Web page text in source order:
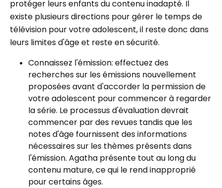
protéger leurs enfants du contenu inadapté. Il
existe plusieurs directions pour gérer le temps de
télévision pour votre adolescent, il reste donc dans
leurs limites d'âge et reste en sécurité.
Connaissez l'émission: effectuez des
recherches sur les émissions nouvellement
proposées avant d'accorder la permission de
votre adolescent pour commencer à regarder
la série. Le processus d'évaluation devrait
commencer par des revues tandis que les
notes d'âge fournissent des informations
nécessaires sur les thèmes présents dans
l'émission. Agatha présente tout au long du
contenu mature, ce qui le rend inapproprié
pour certains âges.